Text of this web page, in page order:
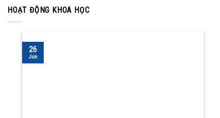
HOẠT ĐỘNG KHOA HỌC
26
Jun